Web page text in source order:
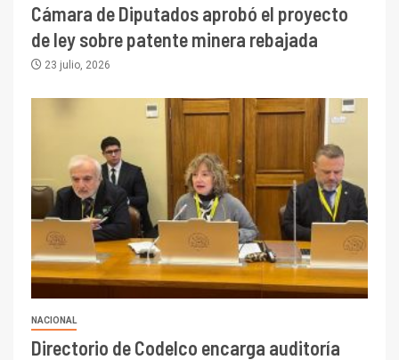
Cámara de Diputados aprobó el proyecto
de ley sobre patente minera rebajada
23 julio, 2026
NACIONAL
Directorio de Codelco encarga auditoría